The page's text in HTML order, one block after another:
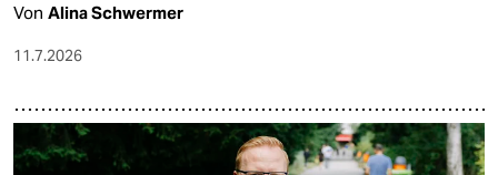
Von Alina Schwermer
11.7.2026